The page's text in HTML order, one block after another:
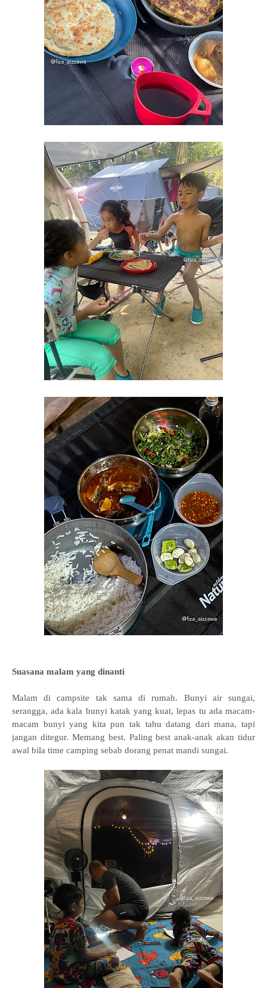
Suasana malam yang dinanti
Malam di campsite tak sama di rumah. Bunyi air sungai,
serangga, ada kala bunyi katak yang kuat, lepas tu ada macam-
macam bunyi yang kita pun tak tahu datang dari mana, tapi
jangan ditegur. Memang best. Paling best anak-anak akan tidur
awal bila time camping sebab dorang penat mandi sungai.